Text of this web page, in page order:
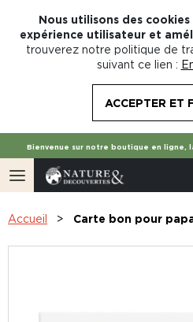
Nous utilisons des
expérience utilisateur et
trouverez notre politique de
suivant ce lien :
ACCEPTER ET
Bienvenue sur notre boutique en ligne,
Accueil Carte bon pour